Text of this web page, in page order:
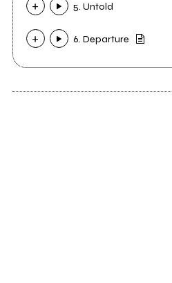
5. Untold
6. Departure